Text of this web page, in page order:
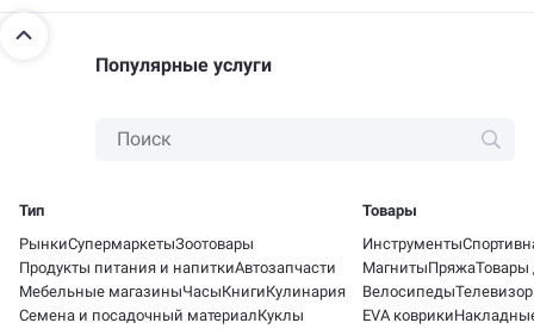
Популярные услуги
Тип
РынкиСупермаркетыЗоотовары
Продукты питания и напиткиАвтозапчасти
Мебельные магазиныЧасыКнигиКулинария
Семена и посадочный материалКуклы
Товары
Инструменты
МагнитыПряжаТовары
Велосипеды
EVA коврики